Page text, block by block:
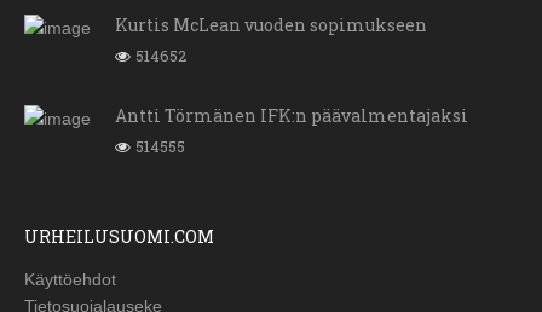
Kurtis McLean vuoden sopimukseen
514652
Antti Törmänen IFK:n päävalmentajaksi
514555
URHEILUSUOMI.COM
Käyttöehdot
Tietosuojalauseke